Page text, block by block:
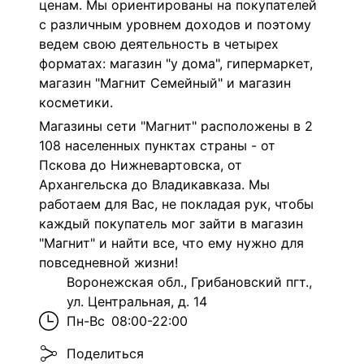
ценам. Мы ориентированы на покупателей
с различным уровнем доходов и поэтому
ведем свою деятельность в четырех
форматах: магазин "у дома", гипермаркет,
магазин "Магнит Семейный" и магазин
косметики.
Магазины сети "Магнит" расположены в 2
108 населенных пунктах страны - от
Пскова до Нижневартовска, от
Архангельска до Владикавказа. Мы
работаем для Вас, не покладая рук, чтобы
каждый покупатель мог зайти в магазин
"Магнит" и найти все, что ему нужно для
повседневной жизни!
Воронежская обл., Грибановский пгт.,
ул. Центральная, д. 14
Пн-Вс 08:00-22:00
Поделиться